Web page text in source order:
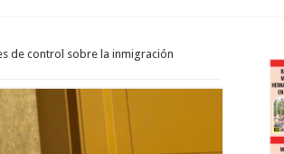
de control sobre la inmigración